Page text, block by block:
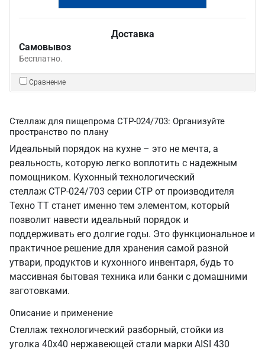
Доставка
Самовывоз
Бесплатно.
Сравнение
Стеллаж для пищепрома СТР-024/703: Организуйте
пространство по плану
Идеальный порядок на кухне – это не мечта, а
реальность, которую легко воплотить с надежным
помощником. Кухонный технологический
стеллаж СТР-024/703 серии СТР от производителя
Техно ТТ станет именно тем элементом, который
позволит навести идеальный порядок и
поддерживать его долгие годы. Это функциональное и
практичное решение для хранения самой разной
утвари, продуктов и кухонного инвентаря, будь то
массивная бытовая техника или банки с домашними
заготовками.
Описание и применение
Стеллаж технологический разборный, стойки из
уголка 40х40 нержавеющей стали марки AISI 430